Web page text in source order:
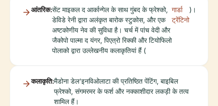
आंतरिक:सेंट माइकल द आर्कान्गेल के साथ गुंबद के फ्रेश्को,
डेविडे रेनी द्वारा अलंकृत बारोक स्टुकोस, और एक
अष्टकोणीय नेव की सुविधा है। चर्च में पांच वेदी और
जैकोपो पाल्मा द यंगर, पिएत्रो रिक्की और टियोफिलो
पोलाको द्वारा उल्लेखनीय कलाकृतियां हैं (
गार्डा
ट्रेंटिनो
)।
कलाकृति:मैडोना डेल’इनविओलाटा की प्रतिष्ठित पेंटिंग, बाइबिल
फ्रेश्को, संगमरमर के फर्श और नक्काशीदार लकड़ी के तत्व
शामिल हैं।